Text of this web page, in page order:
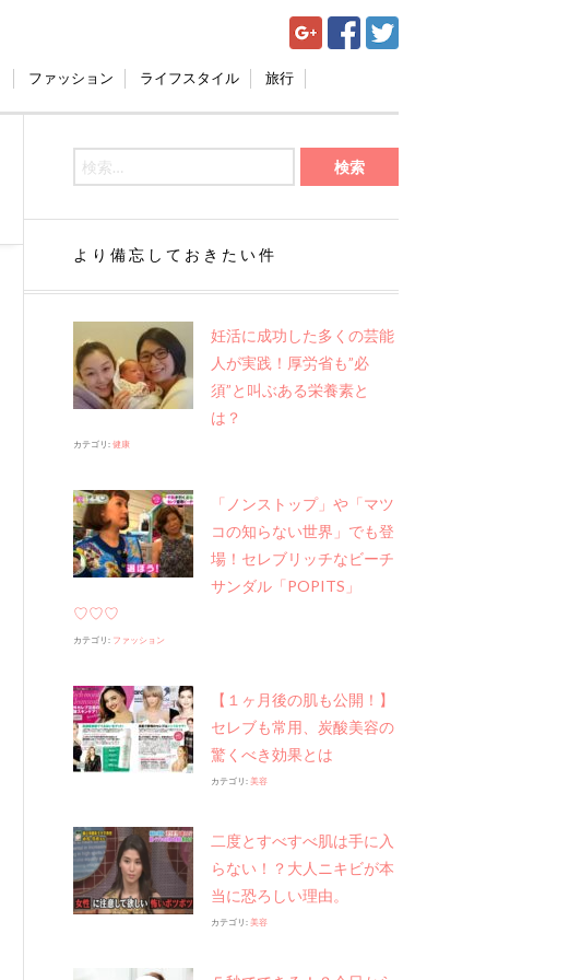
ファッション ライフスタイル 旅行
より備忘しておきたい件
妊活に成功した多くの芸能
人が実践！厚労省も”必
須”と叫ぶある栄養素と
は？
カテゴリ: 健康
「ノンストップ」や​「マツ
コの知らない世界」でも登
場！セレブリッチなビーチ
サンダル「POPITS」
♡♡♡
カテゴリ: ファッション
【１ヶ月後の肌も公開！】
セレブも常用、炭酸美容の
驚くべき効果とは
カテゴリ: 美容
二度とすべすべ肌は手に入
らない！？大人ニキビが本
当に恐ろしい理由。
カテゴリ: 美容